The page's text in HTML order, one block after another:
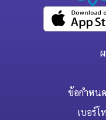
ข้อกำหน
เบอร์โ